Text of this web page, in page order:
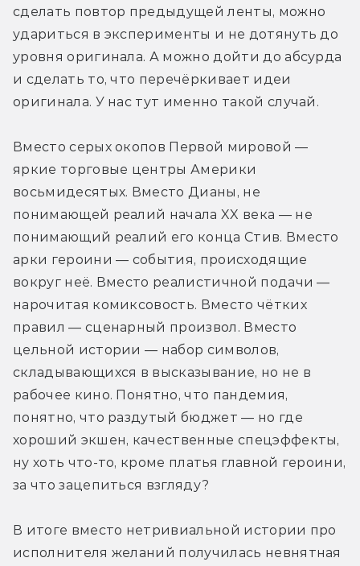
сделать повтор предыдущей ленты, можно
удариться в эксперименты и не дотянуть до
уровня оригинала. А можно дойти до абсурда
и сделать то, что перечёркивает идеи
оригинала. У нас тут именно такой случай.
Вместо серых окопов Первой мировой —
яркие торговые центры Америки
восьмидесятых. Вместо Дианы, не
понимающей реалий начала XX века — не
понимающий реалий его конца Стив. Вместо
арки героини — события, происходящие
вокруг неё. Вместо реалистичной подачи —
нарочитая комиксовость. Вместо чётких
правил — сценарный произвол. Вместо
цельной истории — набор символов,
складывающихся в высказывание, но не в
рабочее кино. Понятно, что пандемия,
понятно, что раздутый бюджет — но где
хороший экшен, качественные спецэффекты,
ну хоть что-то, кроме платья главной героини,
за что зацепиться взгляду?
В итоге вместо нетривиальной истории про
исполнителя желаний получилась невнятная